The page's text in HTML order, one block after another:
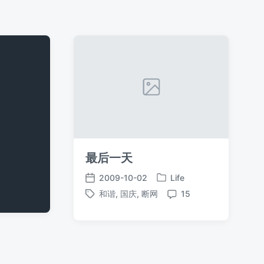
最后一天
发
布
2009-10-02
发
布
Life
标
和谐, 国庆,断网
评
15